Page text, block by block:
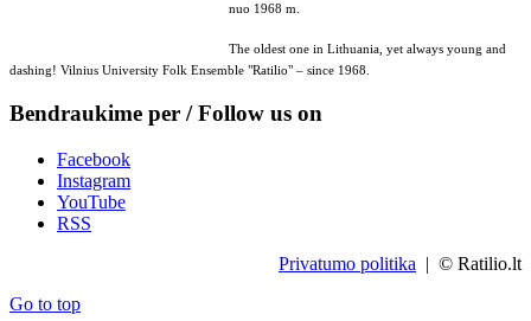
nuo 1968 m.
The oldest one in Lithuania, yet always young and
dashing! Vilnius University Folk Ensemble "Ratilio" – since 1968.
Bendraukime per / Follow us on
Facebook
Instagram
YouTube
RSS
Privatumo politika | © Ratilio.lt
Go to top